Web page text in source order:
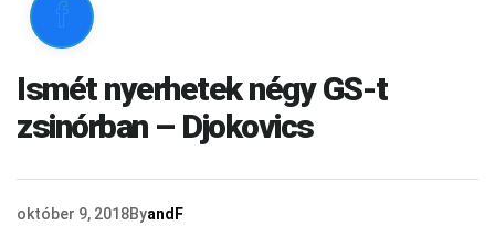

Ismét nyerhetek négy GS-t
zsinórban – Djokovics
október 9, 2018ByandF